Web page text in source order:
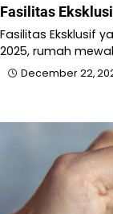
Fasilitas
Fasilitas Eksklusif
2025, rumah
December 22,